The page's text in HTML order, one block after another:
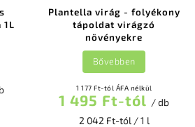
Plantella virág - folyékony
tápoldat virágzó
növényekre
1 177 Ft-tól ÁFA nélkül
1 495 Ft-tól / db
2 042 Ft-tól / 1 l
Bővebben